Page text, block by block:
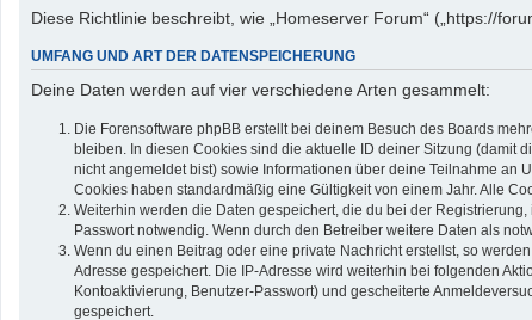
Diese Richtlinie beschreibt, wie „Homeserver Forum“ („https://
UMFANG UND ART DER DATENSPEICHERUNG
Deine Daten werden auf vier verschiedene Arten gesammelt:
Die Forensoftware phpBB erstellt bei deinem Besuch des Boards
bleiben. In diesen Cookies sind die aktuelle ID deiner Sitzung (damit
nicht angemeldet bist) sowie Informationen über deine Teilnahme an
Cookies haben standardmäßig eine Gültigkeit von einem Jahr. Alle
Weiterhin werden die Daten gespeichert, die du bei der
Passwort notwendig. Wenn durch den Betreiber weitere Daten als
Wenn du einen Beitrag oder eine private Nachricht erstellst, so
Adresse gespeichert. Die IP-Adresse wird weiterhin bei folgenden
Kontoaktivierung, Benutzer-Passwort) und gescheiterte
gespeichert.